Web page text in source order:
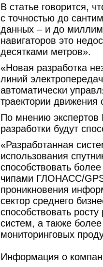
В статье говорится,
с точностью до
данных – и до
навигаторов это
десятками метров».
«Новая разработка
линий
автоматически
траектории движения
По мнению
разработки будут
«Разработанная
использования
способствовать
чипами ГЛОНАСС/
проникновения
сектор среднего
способствовать
систем, а также
мониторинговых
Информация о